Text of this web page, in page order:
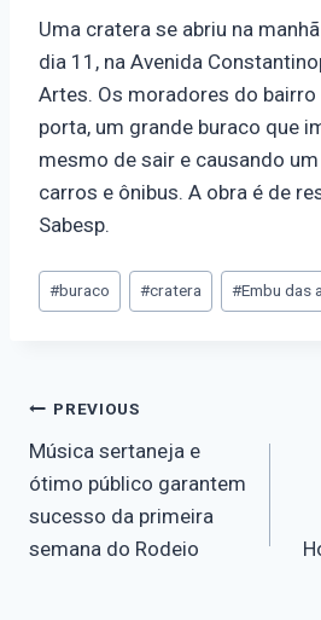
Uma cratera se abriu na
dia 11, na Avenida
Artes. Os moradores do
porta, um grande buraco que
mesmo de sair e causando
carros e ônibus. A obra é de
Sabesp.
#buraco #cratera #Embu das
PREVIOUS
Música sertaneja e
ótimo público garantem
sucesso da primeira
semana do Rodeio